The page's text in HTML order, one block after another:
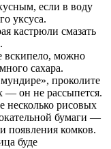
если в воду
уксуса.
кастрюли смазать
вскипело, можно
сахара.
проколите
— он не рас­сыпется.
несколько рисовых
бу­маги —
появления комков.
буде